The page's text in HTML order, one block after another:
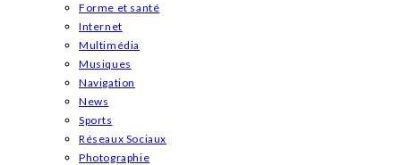
Forme et santé
Internet
Multimédia
Musiques
Navigation
News
Sports
Réseaux Sociaux
Photographie